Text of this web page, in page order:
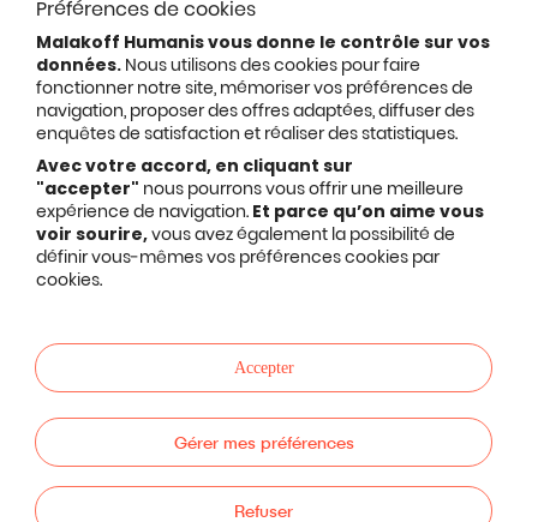
Préférences de cookies
Malakoff Humanis vous donne le contrôle sur vos
données. Nous utilisons des cookies pour faire
fonctionner notre site, mémoriser vos préférences de
navigation, proposer des offres adaptées, diffuser des
enquêtes de satisfaction et réaliser des statistiques.
Avec votre accord, en cliquant sur
"accepter" nous pourrons vous offrir une meilleure
expérience de navigation. Et parce qu’on aime vous
voir sourire,vous avez également la possibilité de
définir vous-mêmes vos préférences cookies par
cookies.
Refuser
Gérer mes préférences
Accepter